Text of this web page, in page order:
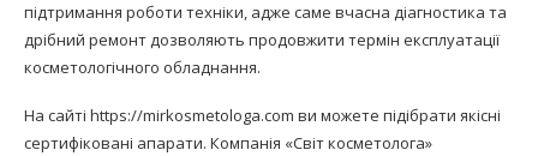
підтримання роботи техніки, адже саме вчасна діагностика та
дрібний ремонт дозволяють продовжити термін експлуатації
косметологічного обладнання.
На сайті https://mirkosmetologa.com ви можете підібрати якісні
сертифіковані апарати. Компанія «Світ косметолога»